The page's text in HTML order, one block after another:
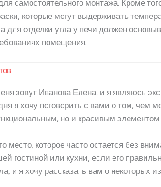
самостоятельного монтажа. Кроме
которые могут выдерживать
для отделки угла у печи должен
помещения.
зовут Иванова Елена, и я являюсь
я хочу поговорить с вами о том, чем
но и красивым
место, которое часто остается без
гостиной или кухни, если его
и я хочу рассказать вам о некоторых